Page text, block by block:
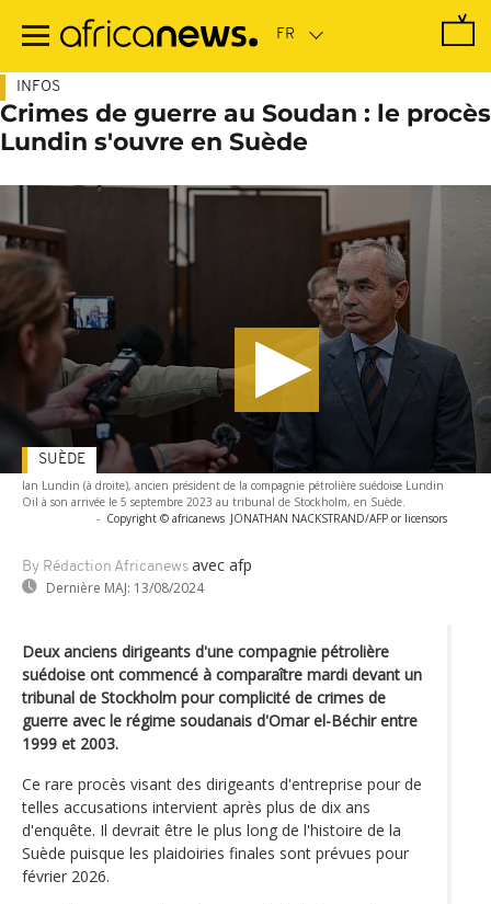
contenu
INFOS
Crimes de guerre au Soudan : le procès
Lundin s'ouvre en Suède
Ian Lundin (à droite), ancien président de la compagnie pétrolière suédoise Lundin
Oil à son arrivée le 5 septembre 2023 au tribunal de Stockholm, en Suède.
- Copyright © africanews JONATHAN NACKSTRAND/AFP or licensors
By Rédaction Africanews avec afp
Dernière MAJ: 13/08/2024
SUÈDE
Deux anciens dirigeants d'une compagnie pétrolière
suédoise ont commencé à comparaître mardi devant un
tribunal de Stockholm pour complicité de crimes de
guerre avec le régime soudanais d'Omar el-Béchir entre
1999 et 2003.
Ce rare procès visant des dirigeants d'entreprise pour de
telles accusations intervient après plus de dix ans
d'enquête. Il devrait être le plus long de l'histoire de la
Suède puisque les plaidoiries finales sont prévues pour
février 2026.